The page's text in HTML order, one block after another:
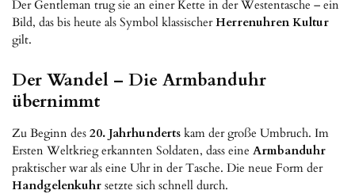
Der Gentleman trug sie an einer Kette in der Westentasche – ein
Bild, das bis heute als Symbol klassischerHerrenuhren Kultur
gilt.
Der Wandel – Die Armbanduhr
übernimmt
Zu Beginn des 20. Jahrhunderts kam der große Umbruch. Im
Ersten Weltkrieg erkannten Soldaten, dass eine Armbanduhr
praktischer war als eine Uhr in der Tasche. Die neue Form der
Handgelenkuhr setzte sich schnell durch.